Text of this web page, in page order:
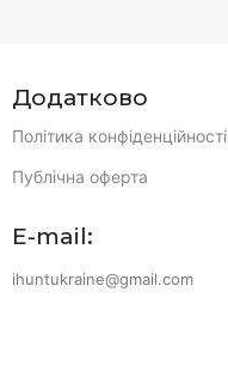
Додатково
Політика конфіденційності
Публічна оферта
E-mail:
ihuntukraine@gmail.com